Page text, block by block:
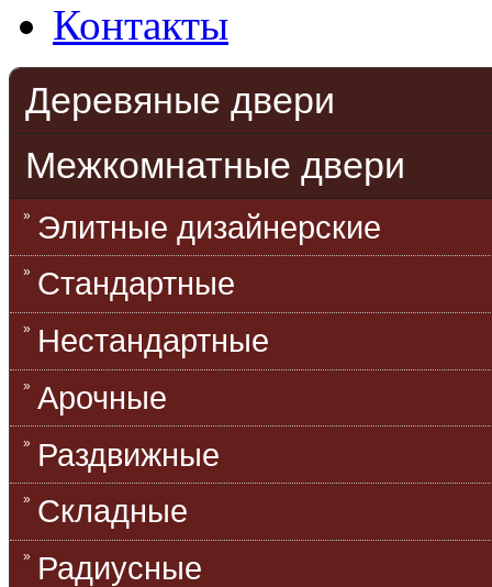
Контакты
Деревяные двери
Межкомнатные двери
Элитные дизайнерские
Стандартные
Нестандартные
Арочные
Раздвижные
Складные
Радиусные